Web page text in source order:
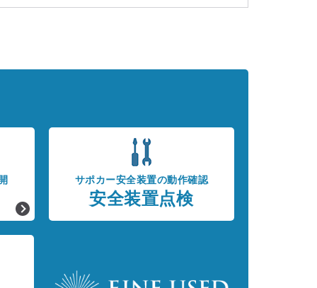
サポカー安全装置の動作確認
安全装置点検